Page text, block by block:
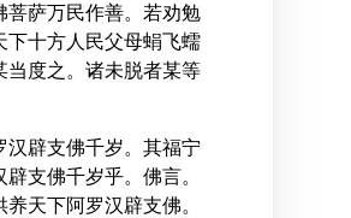
菩萨万民作善。若劝勉
下十方人民父母蜎飞蠕
当度之。诸未脱者某等
汉辟支佛千岁。其福宁
支佛千岁乎。佛言。
天下阿罗汉辟支佛。